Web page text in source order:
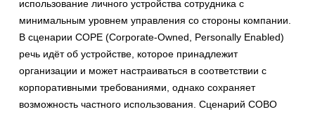
использование личного устройства сотрудника с
минимальным уровнем управления со стороны компании.
В сценарии COPE (Corporate-Owned, Personally Enabled)
речь идёт об устройстве, которое принадлежит
организации и может настраиваться в соответствии с
корпоративными требованиями, однако сохраняет
возможность частного использования. Сценарий COBO